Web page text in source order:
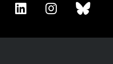
Share
Share
LinkedIn
Share
Instagram